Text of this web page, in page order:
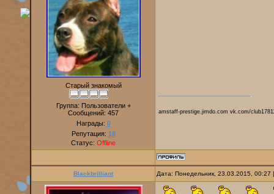
Старый знакомый
Группа: Пользователи +
Сообщений: 457
Награды: 0
Репутация: 18
Статус: Offline
amstaff-prestige.jimdo.com vk.com/
Blackbrilliant Дата: Понедельник, 23.03.2015,